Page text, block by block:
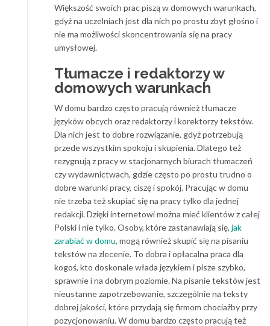
Większość swoich prac piszą w domowych warunkach,
gdyż na uczelniach jest dla nich po prostu zbyt głośno i
nie ma możliwości skoncentrowania się na pracy
umysłowej.
Tłumacze i redaktorzy w
domowych warunkach
W domu bardzo często pracują również tłumacze
języków obcych oraz redaktorzy i korektorzy tekstów.
Dla nich jest to dobre rozwiązanie, gdyż potrzebują
przede wszystkim spokoju i skupienia. Dlatego też
rezygnują z pracy w stacjonarnych biurach tłumaczeń
czy wydawnictwach, gdzie często po prostu trudno o
dobre warunki pracy, ciszę i spokój. Pracując w domu
nie trzeba też skupiać się na pracy tylko dla jednej
redakcji. Dzięki internetowi można mieć klientów z całej
Polski i nie tylko. Osoby, które zastanawiają się, jak
zarabiać w domu, mogą również skupić się na pisaniu
tekstów na zlecenie. To dobra i opłacalna praca dla
kogoś, kto doskonale włada językiem i pisze szybko,
sprawnie i na dobrym poziomie. Na pisanie tekstów jest
nieustanne zapotrzebowanie, szczególnie na teksty
dobrej jakości, które przydają się firmom chociażby przy
pozycjonowaniu. W domu bardzo często pracują też